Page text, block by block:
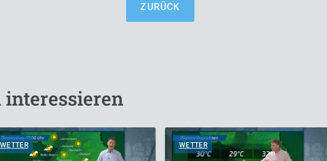
ZURÜCK
interessieren
WETTER WETTER